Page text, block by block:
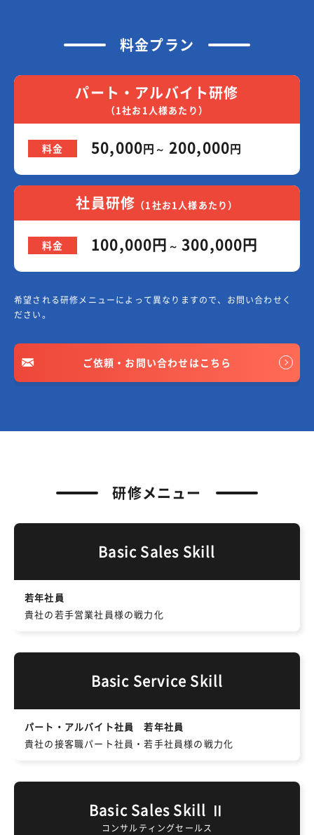
料金プラン
パート・アルバイト研修
（1社お1人様あたり）
料金 50,000円 ～ 200,000円
社員研修 （1社お1人様あたり）
料金 100,000円 ～ 300,000円
希望される研修メニューによって異なりますので、お問い合わせく
ださい。
ご依頼・お問い合わせはこちら
研修メニュー
Basic Sales Skill
若年社員
貴社の若手営業社員様の戦力化
Basic Service Skill
パート・アルバイト社員 若年社員
貴社の接客職パート社員・若手社員様の戦力化
Basic Sales Skill Ⅱ
コンサルティングセールス